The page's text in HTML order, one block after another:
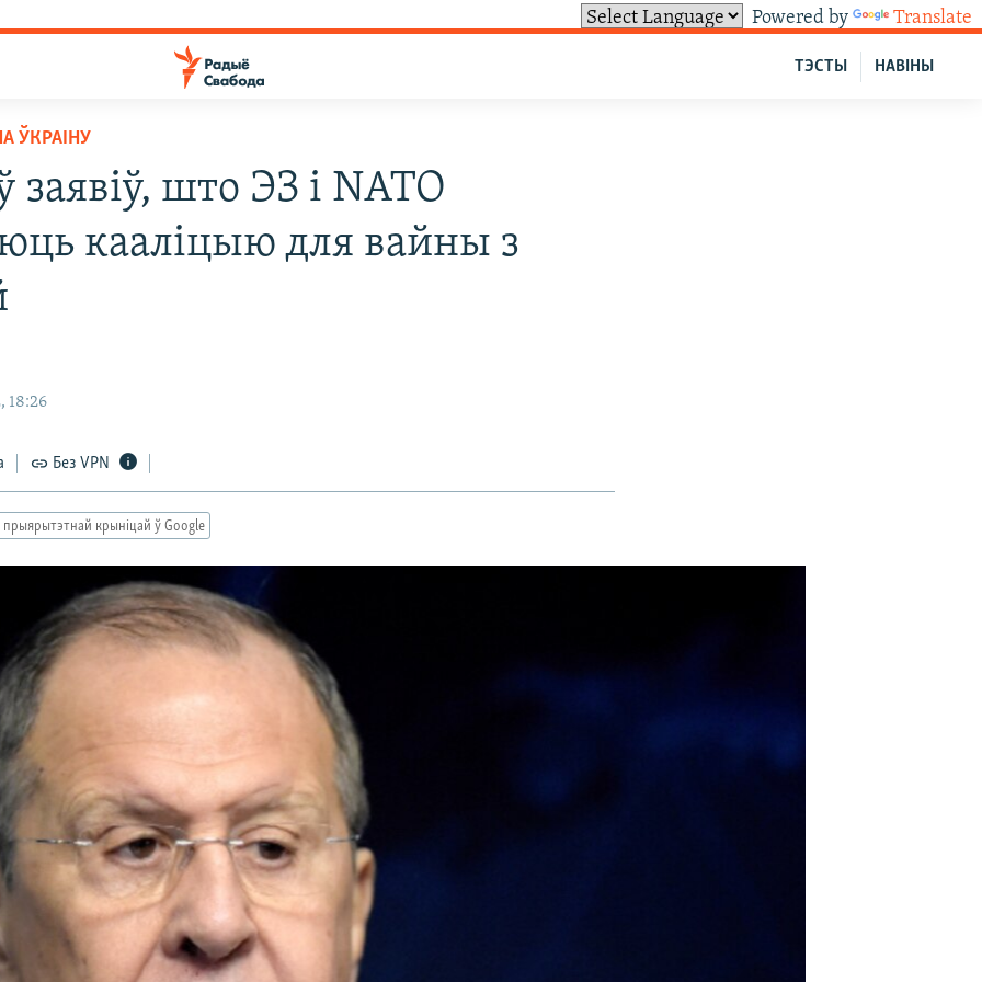
Powered by Translate
НАВІНЫ
ТЭСТЫ
ЎКРАІНУ
заявіў, што ЭЗ і NATO
кааліцыю для вайны з
18:26
Без VPN
прыярытэтнай крыніцай ў Google